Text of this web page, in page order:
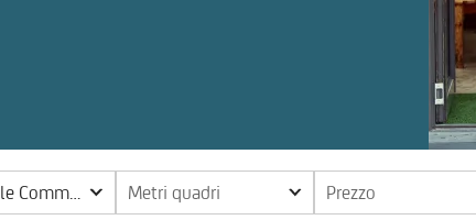
Commerciale Metri quadri Prezzo